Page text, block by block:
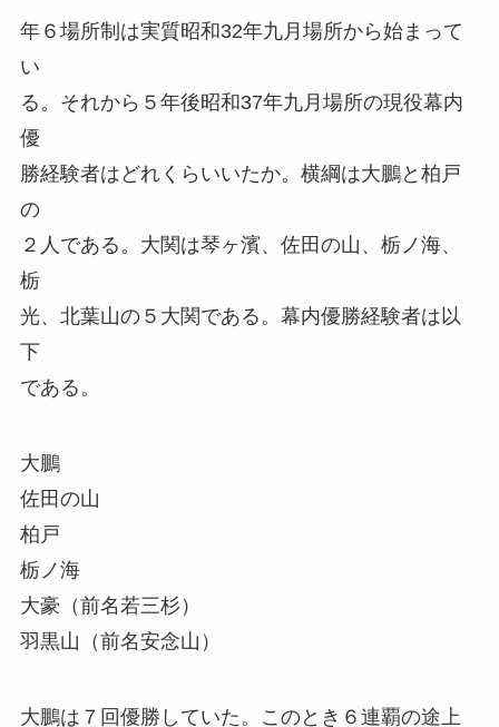
年６場所制は実質昭和32年九月場所から始まって
い
る。それから５年後昭和37年九月場所の現役幕内
優
勝経験者はどれくらいいたか。横綱は大鵬と柏戸
の
２人である。大関は琴ヶ濱、佐田の山、栃ノ海、
栃
光、北葉山の５大関である。幕内優勝経験者は以
下
である。
大鵬
佐田の山
柏戸
栃ノ海
大豪（前名若三杉）
羽黒山（前名安念山）
大鵬は７回優勝していた。このとき６連覇の途上